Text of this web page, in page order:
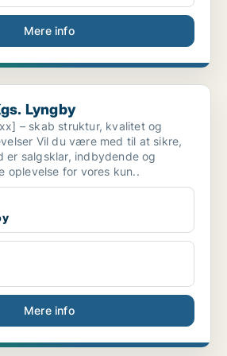
Mere info
Lyngby
– skab struktur, kvalitet og
Vil du være med til at sikre,
er salgsklar, indbydende og
oplevelse for vores kun..
Mere info